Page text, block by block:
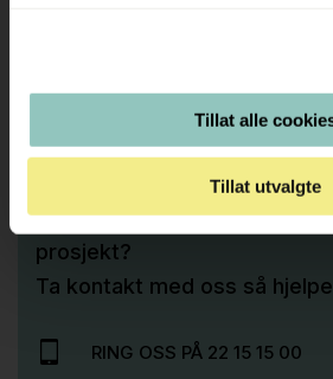
Tillat alle
Tillat utvalgte
Trenger du hjelp med et
prosjekt?
Ta kontakt med oss så
RING OSS PÅ 22 15 15 00